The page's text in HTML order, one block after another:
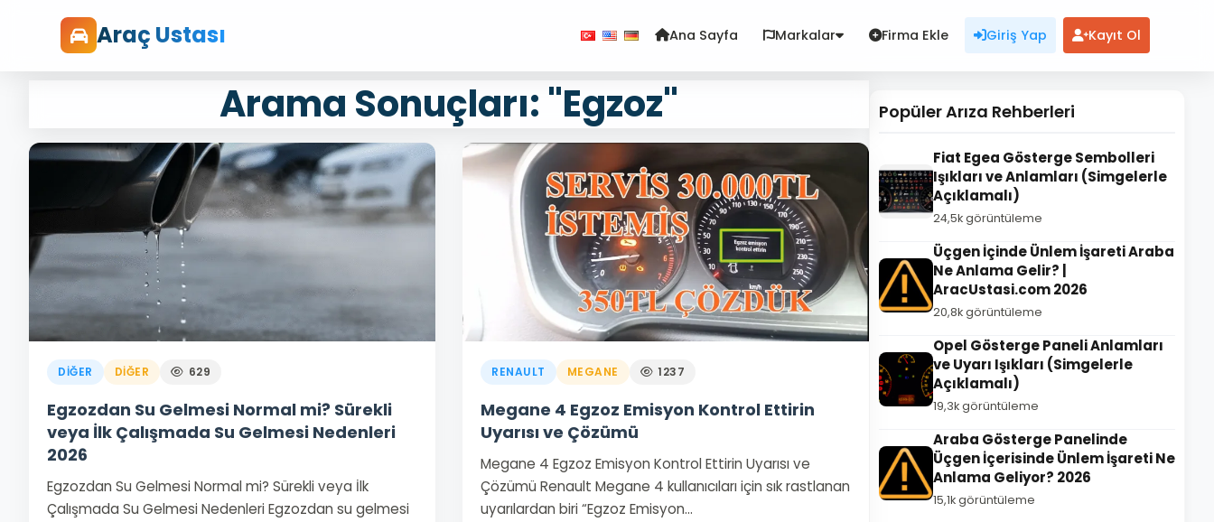
Araç Ustası Ana Sayfa Markalar Firma Ekle Giriş Yap Kayıt Ol
Arama Sonuçları: "Egzoz"
DIĞER DIĞER 629
Egzozdan Su Gelmesi Normal mi? Sürekli
veya İlk Çalışmada Su Gelmesi Nedenleri
2026
Egzozdan Su Gelmesi Normal mi? Sürekli veya İlk
Çalışmada Su Gelmesi Nedenleri Egzozdan su gelmesi
RENAULT MEGANE 1237
Megane 4 Egzoz Emisyon Kontrol Ettirin
Uyarısı ve Çözümü
Megane 4 Egzoz Emisyon Kontrol Ettirin Uyarısı ve
Çözümü Renault Megane 4 kullanıcıları için sık rastlanan
uyarılardan biri “Egzoz Emisyon…
Popüler Arıza Rehberleri
Fiat Egea Gösterge Sembolleri
Işıkları ve Anlamları (Simgelerle
Açıklamalı)
24,5k görüntüleme
Üçgen İçinde Ünlem İşareti Araba
Ne Anlama Gelir? |
AracUstasi.com 2026
20,8k görüntüleme
Opel Gösterge Paneli Anlamları
ve Uyarı Işıkları (Simgelerle
Açıklamalı)
19,3k görüntüleme
Araba Gösterge Panelinde
Üçgen İçerisinde Ünlem İşareti Ne
Anlama Geliyor? 2026
15,1k görüntüleme